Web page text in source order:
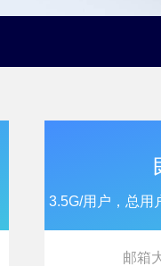
3.5G/用户，总用
邮箱